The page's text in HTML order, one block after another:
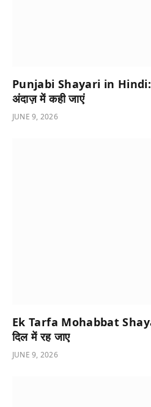
Punjabi Shayari in Hindi:
अंदाज़ में कही जाएं
JUNE 9, 2026
Ek Tarfa Mohabbat
दिल में रह जाए
JUNE 9, 2026